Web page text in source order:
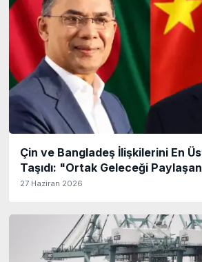
Çin ve Bangladeş İlişkilerini En
Taşıdı: "Ortak Geleceği
27 Haziran 2026